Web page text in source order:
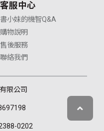
客服中心
書小妹的機智Q&A
購物說明
售後服務
聯絡我們
限公司
0202